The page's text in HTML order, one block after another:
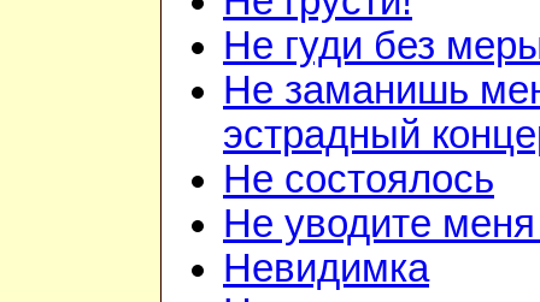
Не гуди без
Не заманишь
эстрадный
Не состоялось
Не уводите
Невидимка